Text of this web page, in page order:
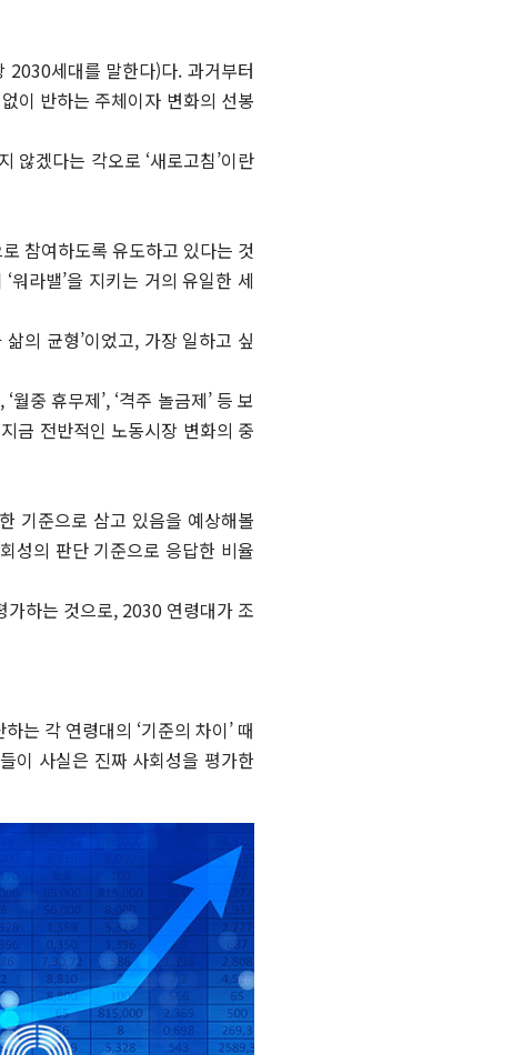
세대를 말한다)다. 과거부터
이 반하는 주체이자 변화의 선봉
겠다는 각오로 ‘새로고침’이란
참여하도록 유도하고 있다는 것
라밸’을 지키는 거의 유일한 세
의 균형’이었고, 가장 일하고 싶
중 휴무제’, ‘격주 놀금제’ 등 보
금 전반적인 노동시장 변화의 중
기준으로 삼고 있음을 예상해볼
회성의 판단 기준으로 응답한 비율
하는 것으로, 2030 연령대가 조
는 각 연령대의 ‘기준의 차이’ 때
이 사실은 진짜 사회성을 평가한